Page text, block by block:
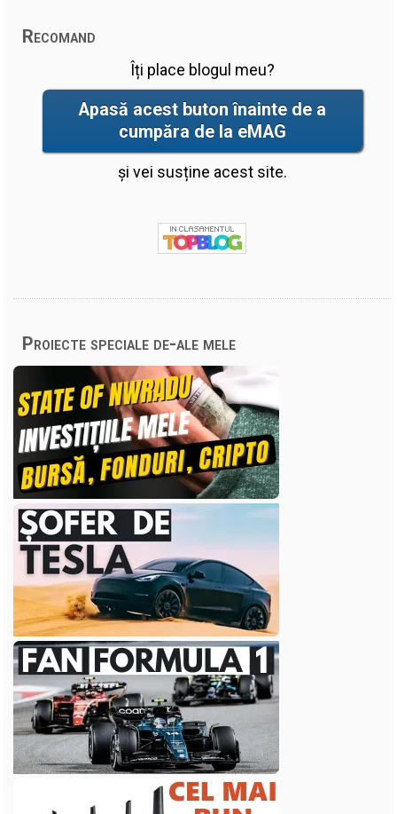
Recomand
Îți place blogul meu?
Apasă acest buton înainte de a
cumpăra de la eMAG
și vei susține acest site.
Proiecte speciale de-ale mele